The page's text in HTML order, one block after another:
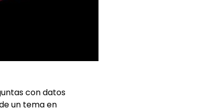
con datos
un tema en